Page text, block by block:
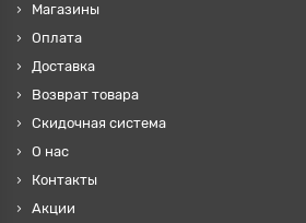
Магазины
Оплата
Доставка
Возврат товара
Скидочная система
О нас
Контакты
Акции